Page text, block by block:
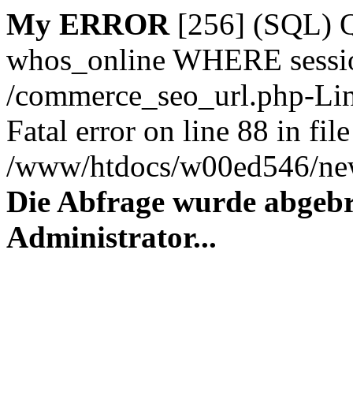
My ERROR[256] (SQL)
whos_online WHERE
/commerce_seo_url.php-
Fatal error on line 88 in file
/www/htdocs/w00ed546/
Die Abfrage wurde
Administrator...